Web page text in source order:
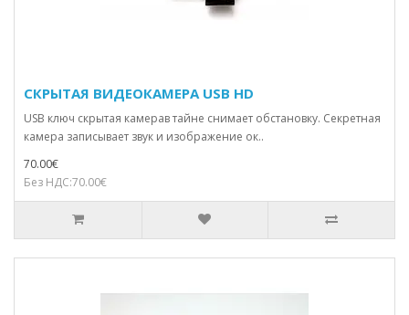
СКРЫТАЯ ВИДЕОКАМЕРА USB HD
USB ключ скрытая камерав тайне снимает обстановку. Секретная
камера записывает звук и изображение ок..
70.00€
Без НДС:70.00€